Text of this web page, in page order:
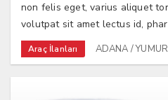
non felis eget, varius aliquet
volutpat sit amet lectus id,
Araç İlanları ADANA /